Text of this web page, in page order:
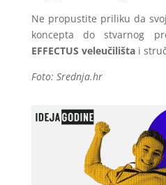
Ne propustite priliku da
koncepta do stvarnog
EFFECTUS veleučilištai
Foto: Srednja.hr